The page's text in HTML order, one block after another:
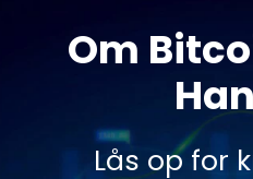
Om
Lås op for